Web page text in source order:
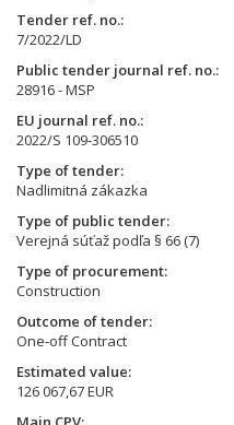
Tender ref. no.
7/2022/LD
Public tender journal ref. no.
28916 - MSP
EU journal ref. no.
2022/S 109-306510
Type of tender
Nadlimitná zákazka
Type of public tender
Verejná súťaž podľa § 66 (7)
Type of procurement
Construction
Outcome of tender
One-off Contract
Estimated value
126 067,67 EUR